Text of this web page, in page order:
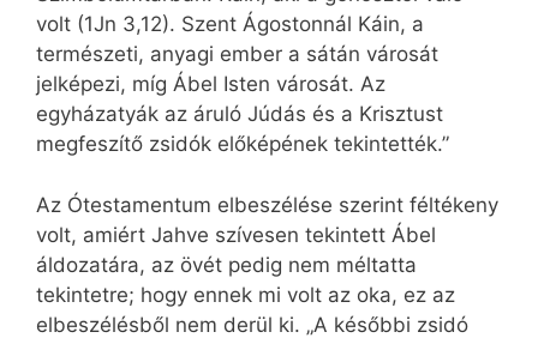
volt (1Jn 3,12). Szent Ágostonnál Káin, a
természeti, anyagi ember a sátán városát
jelképezi, míg Ábel Isten városát. Az
egyházatyák az áruló Júdás és a Krisztust
megfeszítő zsidók előképének tekintették.”
Az Ótestamentum elbeszélése szerint féltékeny
volt, amiért Jahve szívesen tekintett Ábel
áldozatára, az övét pedig nem méltatta
tekintetre; hogy ennek mi volt az oka, ez az
elbeszélésből nem derül ki. „A későbbi zsidó